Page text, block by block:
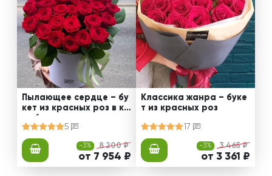
Пылающее сердце – бу
кет из красных роз в ко
робке
5
-3% 8 200 ₽
от 7 954 ₽
Классика жанра – буке
т из красных роз
17
-3% 3 465 ₽
от 3 361 ₽